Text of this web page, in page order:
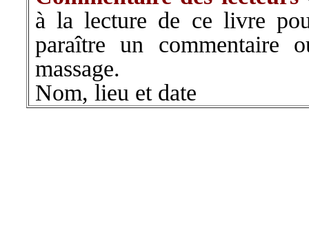
à la lecture de ce livre
paraître un commentaire
massage.
Nom, lieu et date